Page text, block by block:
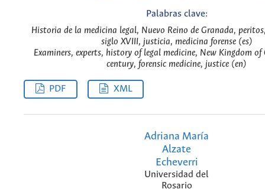
Palabras clave:
Historia de la medicina legal, Nuevo Reino de Granada,
siglo XVIII, justicia, medicina forense (es)
Examiners, experts, history of legal medicine, New Kingdom
century, forensic medicine, justice (en)
PDF XML
Adriana María
Alzate
Echeverri
Universidad del
Rosario